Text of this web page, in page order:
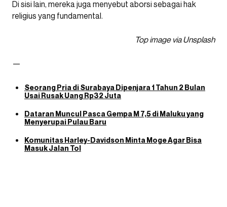
Di sisi lain, mereka juga menyebut aborsi sebagai hak
religius yang fundamental.
Top image via Unsplash
—
Seorang Pria di Surabaya Dipenjara 1 Tahun 2 Bulan
Usai Rusak Uang Rp32 Juta
Dataran Muncul Pasca Gempa M 7,5 di Maluku yang
Menyerupai Pulau Baru
Komunitas Harley-Davidson Minta Moge Agar Bisa
Masuk Jalan Tol